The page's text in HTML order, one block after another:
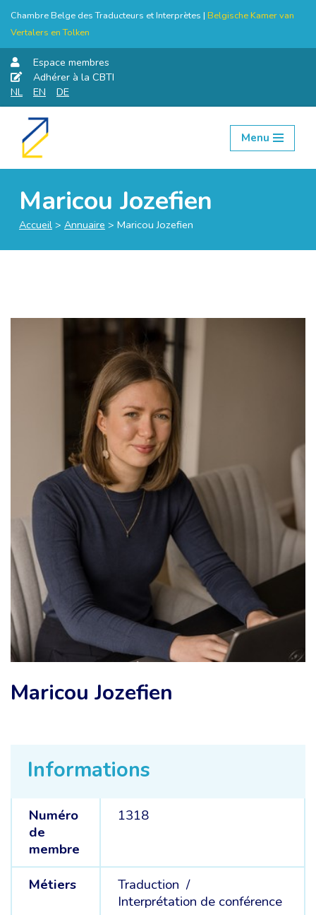
Chambre Belge des Traducteurs et Interprètes | Belgische Kamer van
Vertalers en Tolken
Espace membres
Adhérer à la CBTI
NL
EN DE
Aller
Menu
Maricou Jozefien
Accueil > Annuaire > Maricou Jozefien
Informations
Numéro
de
membre
1318
Métiers
Traduction /
Interprétation de conférence
Maricou Jozefien